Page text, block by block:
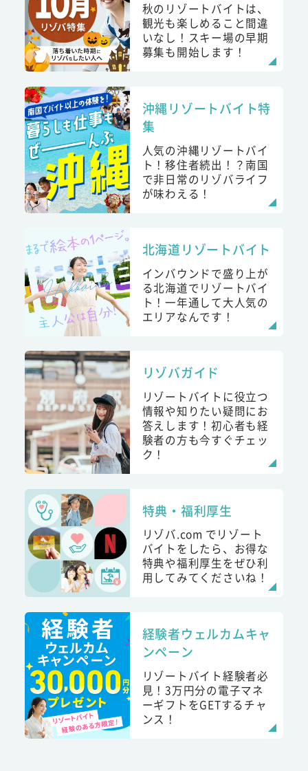
秋のリゾートバイトは、
観光も楽しめること間違
いなし！スキー場の早期
募集も開始します！
沖縄リゾートバイト特
集
人気の沖縄リゾートバイ
ト！移住者続出！？南国
で非日常のリゾバライフ
が味わえる！
北海道リゾートバイト
インバウンドで盛り上が
る北海道でリゾートバイ
ト！一年通して大人気の
エリアなんです！
リゾバガイド
リゾートバイトに役立つ
情報や知りたい疑問にお
答えします！初心者も経
験者の方も今すぐチェッ
ク！
特典・福利厚生
リゾバ.com でリゾート
バイトをしたら、お得な
特典や福利厚生をぜひ利
用してみてくださいね！
経験者ウェルカムキャ
ンペーン
リゾートバイト経験者必
見！3万円分の電子マネ
ーギフトをGETするチャ
ンス！